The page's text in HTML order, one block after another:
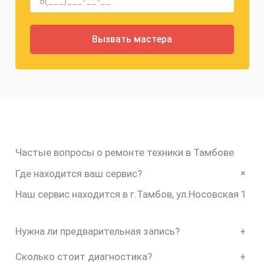
Частые вопросы о ремонте техники в Тамбове
Где находится ваш сервис?
+
Наш сервис находится в г.Тамбов, ул.Носовская 1
Нужна ли предварительная запись? +
Сколько стоит диагностика? +